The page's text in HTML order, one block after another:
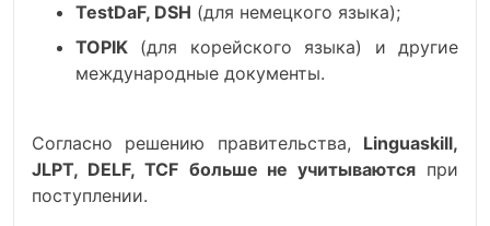
TestDaF, DSH (для немецкого языка);
TOPIK (для корейского языка) и другие
международные документы.
Согласно решению правительства, Linguaskill,
JLPT, DELF, TCF больше не учитываются при
поступлении.